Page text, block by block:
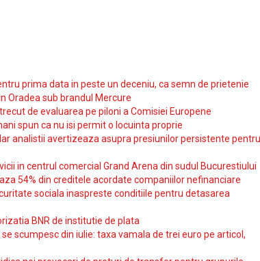
prima data in peste un deceniu, ca semn de prietenie
Oradea sub brandul Mercure
de evaluarea pe piloni a Comisiei Europene
spun ca nu isi permit o locuinta proprie
analistii avertizeaza asupra presiunilor persistente pentru
in centrul comercial Grand Arena din sudul Bucurestiului
54% din creditele acordate companiilor nefinanciare
sociala inaspreste conditiile pentru detasarea
BNR de institutie de plata
scumpesc din iulie: taxa vamala de trei euro pe articol,